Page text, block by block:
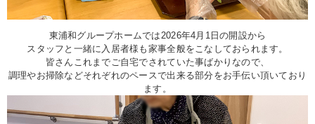
東浦和グループホームでは2026年4月1日の開設から
スタッフと一緒に入居者様も家事全般をこなしておられます。
皆さんこれまでご自宅でされていた事ばかりなので、
調理やお掃除などそれぞれのペースで出来る部分をお手伝い頂いており
ます。